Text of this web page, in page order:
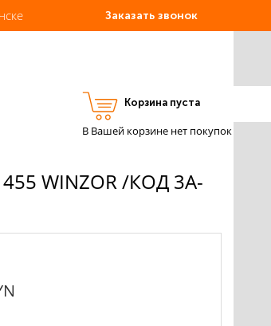
Заказать звонок
Корзина пуста
В Вашей корзине нет покупок
Вход Регистрация
WINZOR /КОД 3A-